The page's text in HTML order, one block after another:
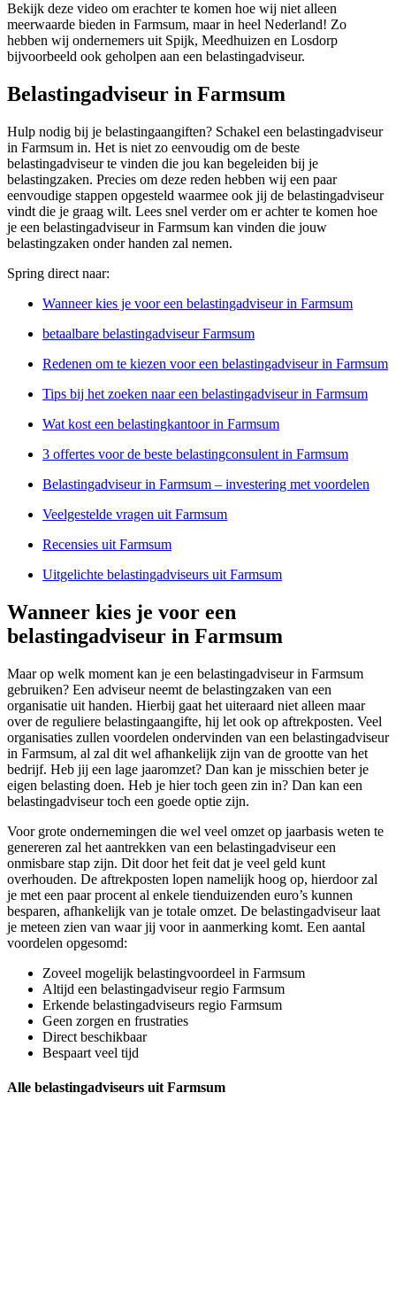
Bekijk deze video om erachter te komen hoe wij niet alleen
meerwaarde bieden in Farmsum, maar in heel Nederland! Zo
hebben wij ondernemers uit Spijk, Meedhuizen en Losdorp
bijvoorbeeld ook geholpen aan een belastingadviseur.
Belastingadviseur in Farmsum
Hulp nodig bij je belastingaangiften? Schakel een belastingadviseur
in Farmsum in. Het is niet zo eenvoudig om de beste
belastingadviseur te vinden die jou kan begeleiden bij je
belastingzaken. Precies om deze reden hebben wij een paar
eenvoudige stappen opgesteld waarmee ook jij de belastingadviseur
vindt die je graag wilt. Lees snel verder om er achter te komen hoe
je een belastingadviseur in Farmsum kan vinden die jouw
belastingzaken onder handen zal nemen.
Spring direct naar:
Wanneer kies je voor een belastingadviseur in Farmsum
betaalbare belastingadviseur Farmsum
Redenen om te kiezen voor een belastingadviseur in Farmsum
Tips bij het zoeken naar een belastingadviseur in Farmsum
Wat kost een belastingkantoor in Farmsum
3 offertes voor de beste belastingconsulent in Farmsum
Belastingadviseur in Farmsum – investering met voordelen
Veelgestelde vragen uit Farmsum
Recensies uit Farmsum
Uitgelichte belastingadviseurs uit Farmsum
Wanneer kies je voor een
belastingadviseur in Farmsum
Maar op welk moment kan je een belastingadviseur in Farmsum
gebruiken? Een adviseur neemt de belastingzaken van een
organisatie uit handen. Hierbij gaat het uiteraard niet alleen maar
over de reguliere belastingaangifte, hij let ook op aftrekposten. Veel
organisaties zullen voordelen ondervinden van een belastingadviseur
in Farmsum, al zal dit wel afhankelijk zijn van de grootte van het
bedrijf. Heb jij een lage jaaromzet? Dan kan je misschien beter je
eigen belasting doen. Heb je hier toch geen zin in? Dan kan een
belastingadviseur toch een goede optie zijn.
Voor grote ondernemingen die wel veel omzet op jaarbasis weten te
genereren zal het aantrekken van een belastingadviseur een
onmisbare stap zijn. Dit door het feit dat je veel geld kunt
overhouden. De aftrekposten lopen namelijk hoog op, hierdoor zal
je met een paar procent al enkele tienduizenden euro’s kunnen
besparen, afhankelijk van je totale omzet. De belastingadviseur laat
je meteen zien van waar jij voor in aanmerking komt. Een aantal
voordelen opgesomd:
Zoveel mogelijk belastingvoordeel in Farmsum
Altijd een belastingadviseur regio Farmsum
Erkende belastingadviseurs regio Farmsum
Geen zorgen en frustraties
Direct beschikbaar
Bespaart veel tijd
Alle belastingadviseurs uit Farmsum